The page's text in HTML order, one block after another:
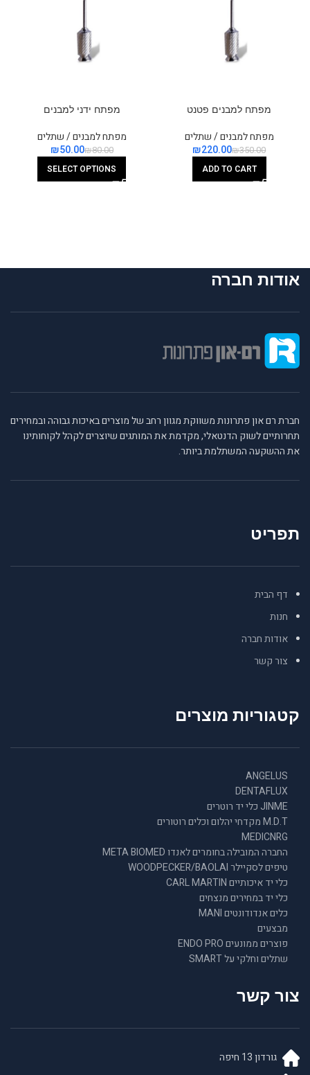
מפתח למבנים פטנט
מפתח למבנים / שתלים
₪350.00
₪220.00
ADD TO CART
מפתח ידני למבנים
מפתח למבנים / שתלים
₪80.00
₪50.00
SELECT OPTIONS
אודות חברה
חברת רם און פתרונות משווקת מגוון רחב של מוצרים באיכות גבוהה ובמחירים
תחרותיים לשוק הדנטאלי, מקדמת את המותגים שיוצרים לקהל לקוחותינו
את ההשקעה המשתלמת ביותר.
תפריט
דף הבית
חנות
אודות חברה
צור קשר
קטגוריות מוצרים
ANGELUS
DENTAFLUX
JINME כלי יד רוטרים
M.D.T מקדחי יהלום וכלים רוטורים
MEDICNRG
החברה המובילה בחומרים לאנדו META BIOMED
טיפים לסקיילר WOODPECKER/BAOLAI
כלי יד איכותיים CARL MARTIN
כלי יד במחירים מנצחים
כלים אנדודונטים MANI
מבצעים
פוצרים ממונעים ENDO PRO
שתלים וחלקי על SMART
צור קשר
גורדון 13 חיפה